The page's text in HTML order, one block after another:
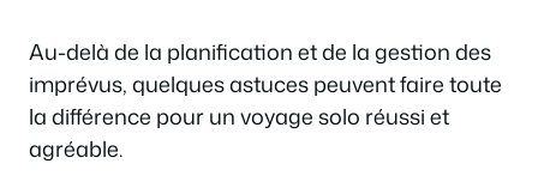
Au-delà de la planification et de la gestion des
imprévus, quelques astuces peuvent faire toute
la différence pour un voyage solo réussi et
agréable.